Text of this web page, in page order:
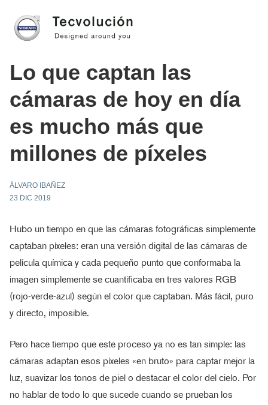
Lo que captan las
cámaras de hoy en día
es mucho más que
millones de píxeles
ÁLVARO IBAÑEZ
23 DIC 2019
Hubo un tiempo en que las cámaras fotográficas simplemente
captaban píxeles: eran una versión digital de las cámaras de
película química y cada pequeño punto que conformaba la
imagen simplemente se cuantificaba en tres valores RGB
(rojo-verde-azul) según el color que captaban. Más fácil, puro
y directo, imposible.
Pero hace tiempo que este proceso ya no es tan simple: las
cámaras adaptan esos píxeles «en bruto» para captar mejor la
luz, suavizar los tonos de piel o destacar el color del cielo. Por
no hablar de todo lo que sucede cuando se prueban los